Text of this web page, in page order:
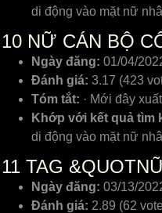
di động vào mặt nữ
10 NỮ CÁN BỘ
Ngày đăng: 01/04/
Đánh giá: 3.17 (423
Tóm tắt: · Mới đây
Khớp với kết quả tìm
di động vào mặt nữ
11 TAG
Ngày đăng: 03/13/
Đánh giá: 2.89 (62